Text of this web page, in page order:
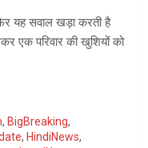
यह सवाल खड़ा करती है
एक परिवार की खुशियों को
, BigBreaking,
, HindiNews,